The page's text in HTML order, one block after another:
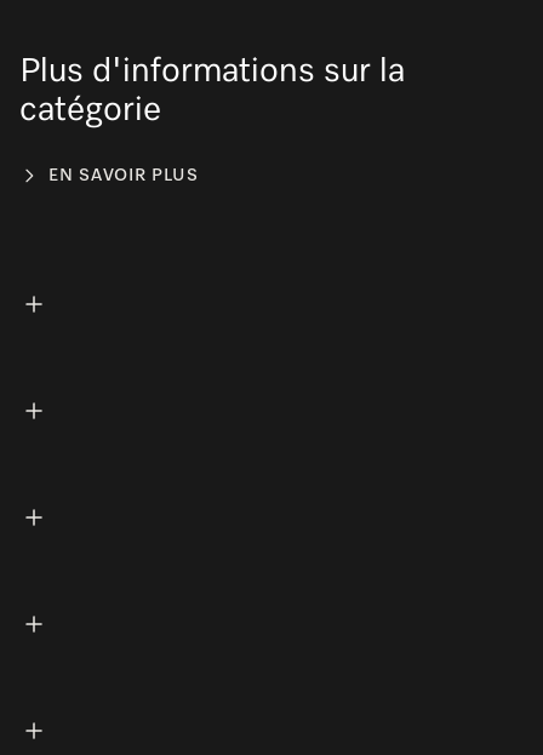
Plus d'informations sur la
catégorie
EN SAVOIR PLUS